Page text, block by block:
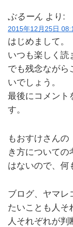
ぶるーん より:
2015年12月25日
はじめまして。
いつも楽しく読
でも残念ながら
いでしょう。
最後にコメント
す。
もおすけさん
き方について
はないので、何
ブログ、ヤマレ
たいことも人そ
人それぞれが判